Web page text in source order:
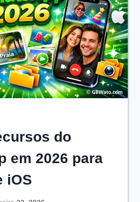
do
em 2026 para
iOS